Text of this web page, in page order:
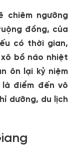
chiêm ngưỡng
đồng, của
có thời gian,
bồ náo nhiệt
ôn lại kỷ niệm
là điểm đến vô
dưỡng, du lịch